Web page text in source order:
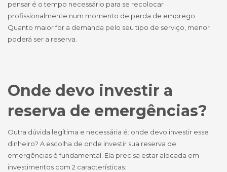
pensar é o tempo necessário para se recolocar
profissionalmente num momento de perda de emprego.
Quanto maior for a demanda pelo seu tipo de serviço, menor
poderá ser a reserva.
Onde devo investir a
reserva de emergências?
Outra dúvida legítima e necessária é: onde devo investir esse
dinheiro? A escolha de onde investir sua reserva de
emergências é fundamental. Ela precisa estar alocada em
investimentos com 2 características: